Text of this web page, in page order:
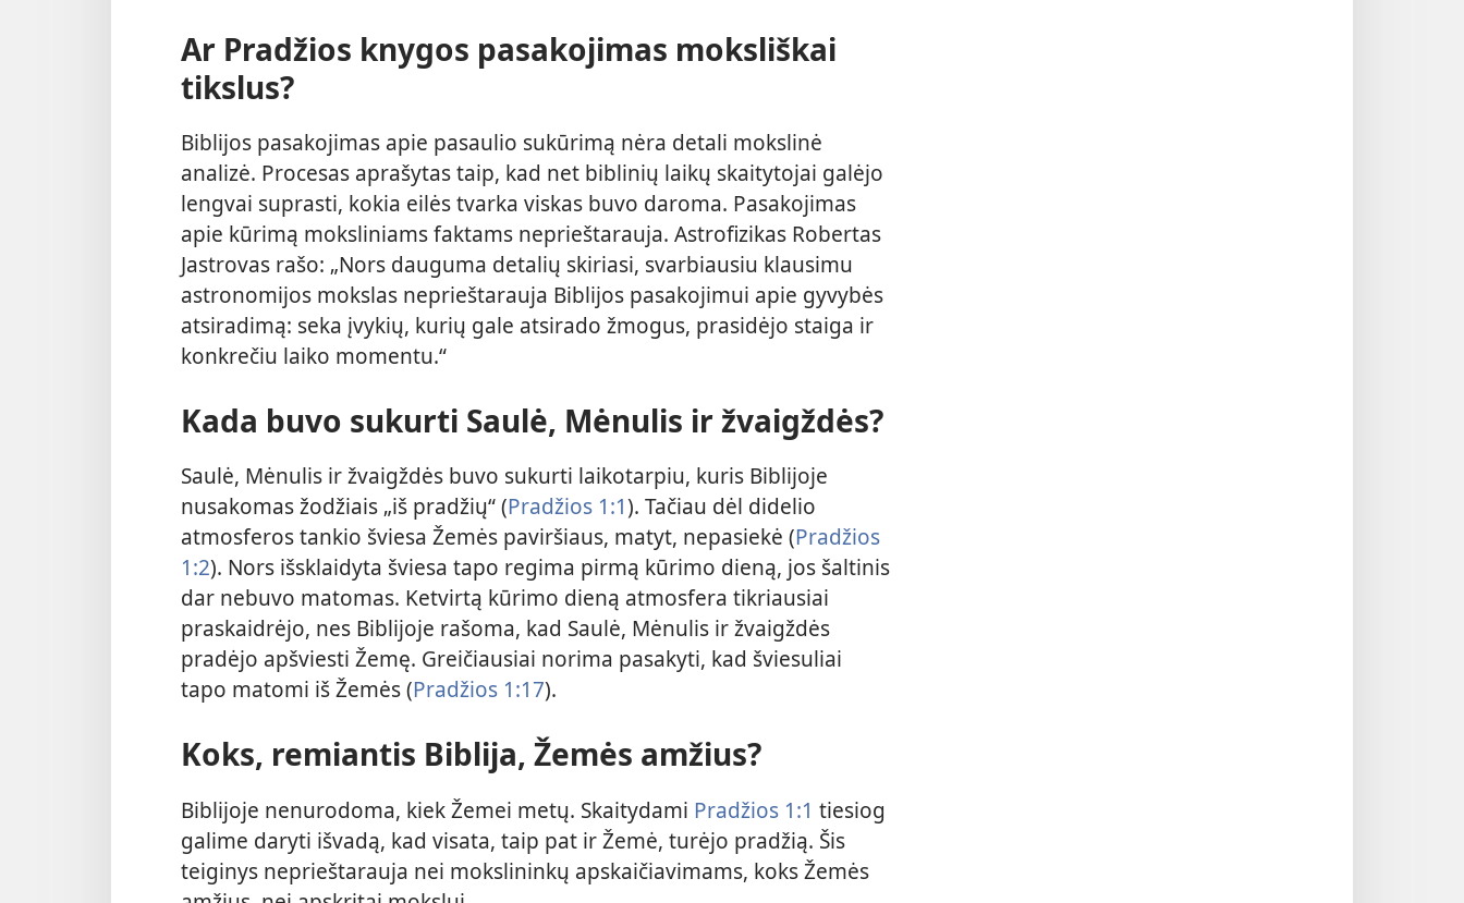
Ar Pradžios knygos pasakojimas moksliškai
tikslus?
Biblijos pasakojimas apie pasaulio sukūrimą nėra detali mokslinė
analizė. Procesas aprašytas taip, kad net biblinių laikų skaitytojai galėjo
lengvai suprasti, kokia eilės tvarka viskas buvo daroma. Pasakojimas
apie kūrimą moksliniams faktams neprieštarauja. Astrofizikas Robertas
Jastrovas rašo: „Nors dauguma detalių skiriasi, svarbiausiu klausimu
astronomijos mokslas neprieštarauja Biblijos pasakojimui apie gyvybės
atsiradimą: seka įvykių, kurių gale atsirado žmogus, prasidėjo staiga ir
konkrečiu laiko momentu.“
Kada buvo sukurti Saulė, Mėnulis ir žvaigždės?
Saulė, Mėnulis ir žvaigždės buvo sukurti laikotarpiu, kuris Biblijoje
nusakomas žodžiais „iš pradžių“ (Pradžios 1:1). Tačiau dėl didelio
atmosferos tankio šviesa Žemės paviršiaus, matyt, nepasiekė (Pradžios
1:2). Nors išsklaidyta šviesa tapo regima pirmą kūrimo dieną, jos šaltinis
dar nebuvo matomas. Ketvirtą kūrimo dieną atmosfera tikriausiai
praskaidrėjo, nes Biblijoje rašoma, kad Saulė, Mėnulis ir žvaigždės
pradėjo apšviesti Žemę. Greičiausiai norima pasakyti, kad šviesuliai
tapo matomi iš Žemės (Pradžios 1:17).
Koks, remiantis Biblija, Žemės amžius?
Biblijoje nenurodoma, kiek Žemei metų. Skaitydami Pradžios 1:1 tiesiog
galime daryti išvadą, kad visata, taip pat ir Žemė, turėjo pradžią. Šis
teiginys neprieštarauja nei mokslininkų apskaičiavimams, koks Žemės